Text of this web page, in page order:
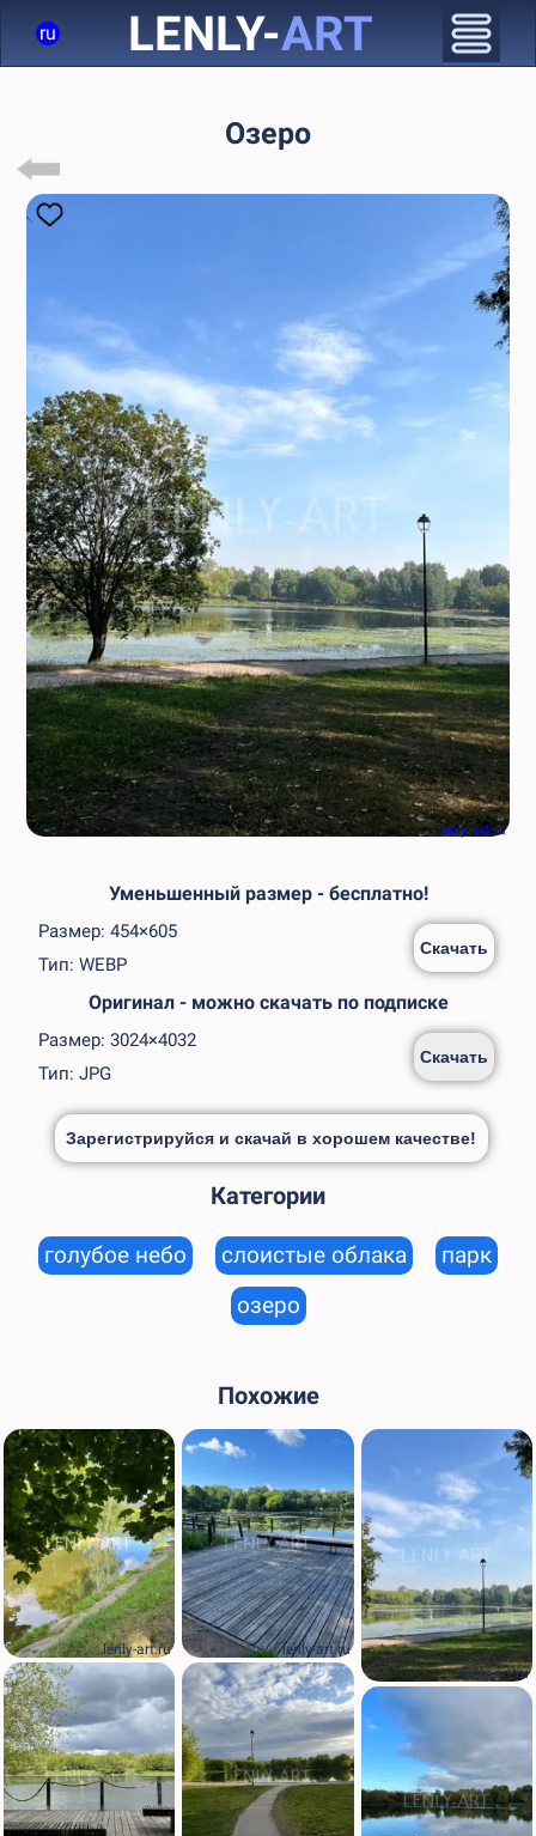
ru LENLY-ART
Озеро
lenly-art.ru
Уменьшенный размер - бесплатно!
Размер: 454×605
Тип: WEBP
Скачать
Оригинал - можно скачать по подписке
Размер: 3024×4032
Тип: JPG
Скачать
Зарегистрируйся и скачай в хорошем качестве!
Категории
голубое небо слоистые облака
парк
озеро
Похожие
lenly-art.ru lenly-art.ru
lenly-art.ru